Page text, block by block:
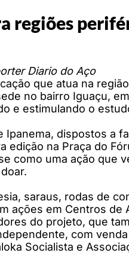
regiões
Diario do Aço
que atua na
no bairro Iguaçu,
e estimulando o
dispostos a
edição na Praça do
como uma ação que
saraus, rodas de
ações em Centros
do projeto, que
com
Socialista e